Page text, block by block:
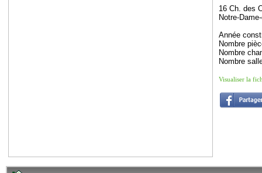
16 Ch. des
Notre-
Année
Nombre
Nombre
Nombre
Visualiser la